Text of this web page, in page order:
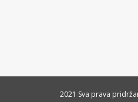
2021 Sva prava